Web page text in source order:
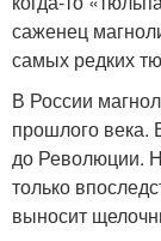
саженец
самых редких
В России
прошлого века.
до Революции.
только
выносит